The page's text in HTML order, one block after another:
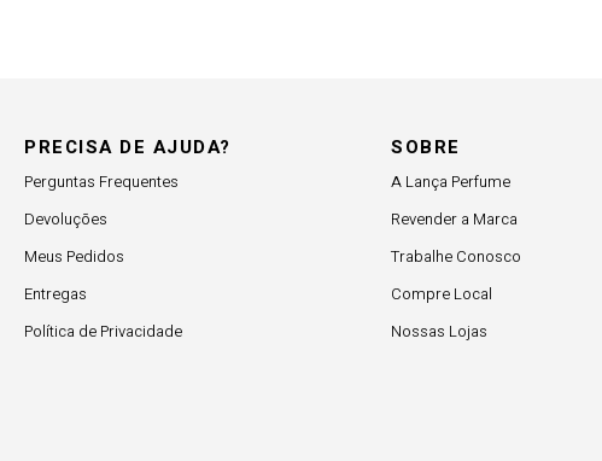
PRECISA DE AJUDA?
Perguntas Frequentes
Devoluções
Meus Pedidos
Entregas
Política de Privacidade
SOBRE
A Lança Perfume
Revender a Marca
Trabalhe Conosco
Compre Local
Nossas Lojas